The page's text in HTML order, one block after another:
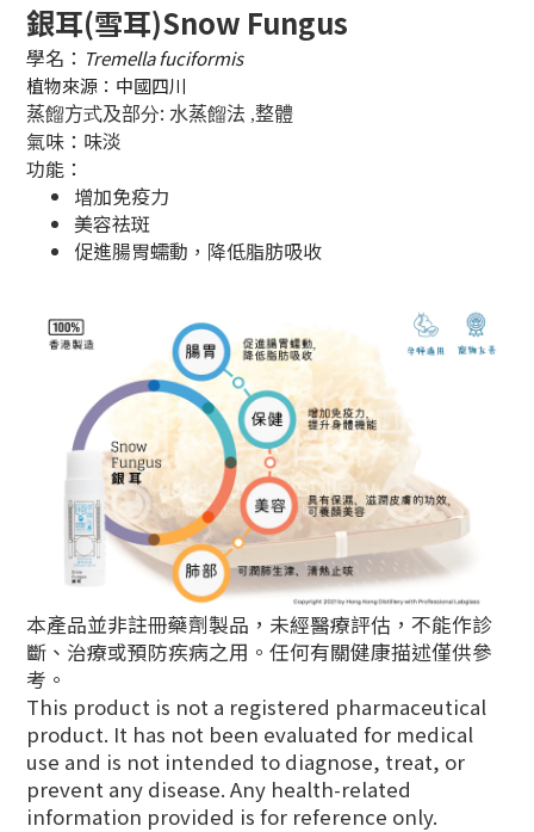
銀耳(雪耳)Snow Fungus
學名： Tremella fuciformis
植物來源：中國四川
蒸餾方式及部分: 水蒸餾法 ,整體
氣味：味淡
功能：
增加免疫力
美容祛斑
促進腸胃蠕動，降低脂肪吸收
本產品並非註冊藥劑製品，未經醫療評估，不能作診
斷、治療或預防疾病之用。任何有關健康描述僅供參
考。
This product is not a registered pharmaceutical
product. It has not been evaluated for medical
use and is not intended to diagnose, treat, or
prevent any disease. Any health-related
information provided is for reference only.